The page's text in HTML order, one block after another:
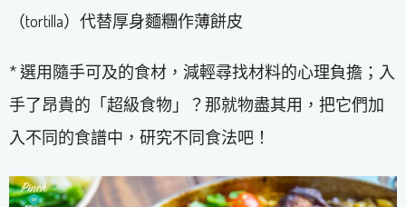
（tortilla）代替厚身麵糰作薄餅皮
* 選用隨手可及的食材，減輕尋找材料的心理負擔；入
手了昂貴的「超級食物」？那就物盡其用，把它們加
入不同的食譜中，研究不同食法吧！